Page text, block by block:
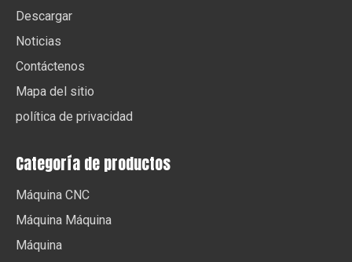
Descargar
Noticias
Contáctenos
Mapa del sitio
política de privacidad
Categoría de productos
Máquina CNC
Máquina Máquina
Máquina